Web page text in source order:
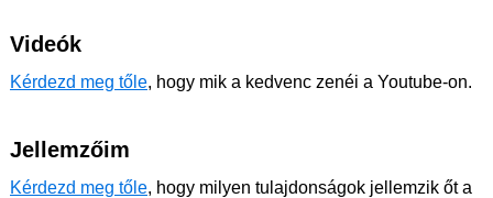
Videók
Kérdezd meg tőle, hogy mik a kedvenc zenéi a Youtube-on.
Jellemzőim
Kérdezd meg tőle, hogy milyen tulajdonságok jellemzik őt a